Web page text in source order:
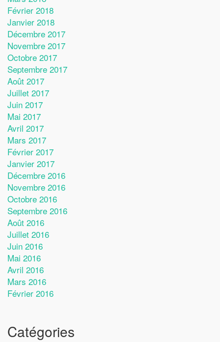
Février 2018
Janvier 2018
Décembre 2017
Novembre 2017
Octobre 2017
Septembre 2017
Août 2017
Juillet 2017
Juin 2017
Mai 2017
Avril 2017
Mars 2017
Février 2017
Janvier 2017
Décembre 2016
Novembre 2016
Octobre 2016
Septembre 2016
Août 2016
Juillet 2016
Juin 2016
Mai 2016
Avril 2016
Mars 2016
Février 2016
Catégories